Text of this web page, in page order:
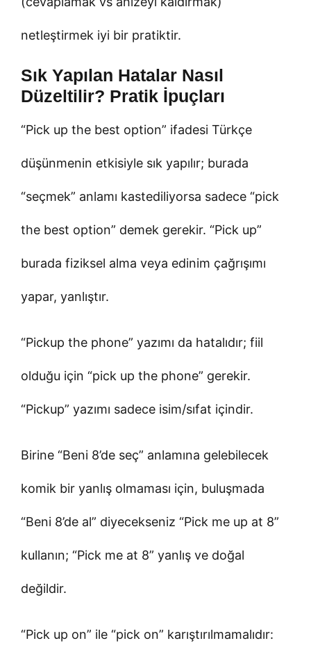
netleştirmek iyi bir pratiktir.
Sık Yapılan Hatalar Nasıl
Düzeltilir? Pratik İpuçları
“Pick up the best option” ifadesi Türkçe
düşünmenin etkisiyle sık yapılır; burada
“seçmek” anlamı kastediliyorsa sadece “pick
the best option” demek gerekir. “Pick up”
burada fiziksel alma veya edinim çağrışımı
yapar, yanlıştır.
“Pickup the phone” yazımı da hatalıdır; fiil
olduğu için “pick up the phone” gerekir.
“Pickup” yazımı sadece isim/sıfat içindir.
Birine “Beni 8’de seç” anlamına gelebilecek
komik bir yanlış olmaması için, buluşmada
“Beni 8’de al” diyecekseniz “Pick me up at 8”
kullanın; “Pick me at 8” yanlış ve doğal
değildir.
“Pick up on” ile “pick on” karıştırılmamalıdır: